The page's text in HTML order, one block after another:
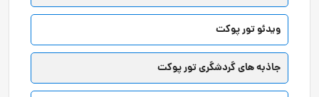
ویدئو تور پوکت
جاذبه های گردشگری تور پوکت